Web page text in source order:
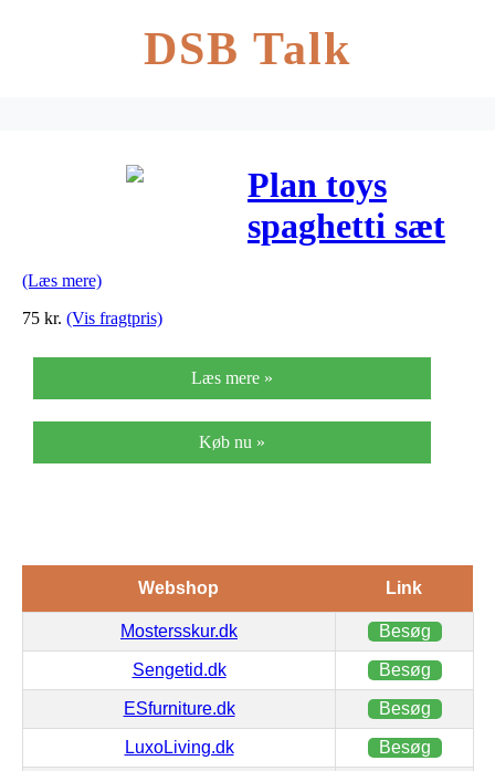
DSB Talk
Plan toys
spaghetti sæt
(Læs mere)
75 kr. (Vis fragtpris)
Læs mere »
Køb nu »
Webshop Link
Mostersskur.dk Besøg
Sengetid.dk Besøg
ESfurniture.dk Besøg
LuxoLiving.dk Besøg